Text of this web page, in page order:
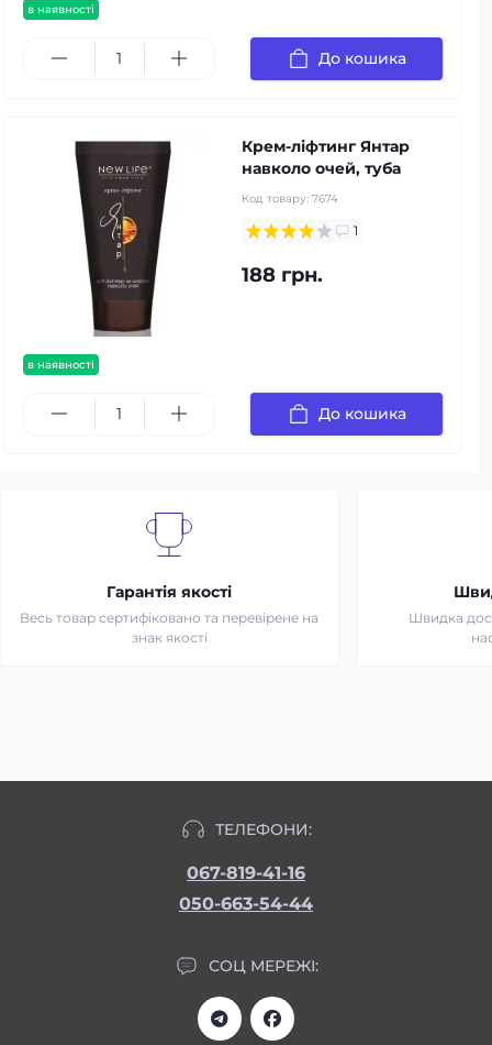
в наявності
До кошика
в наявності
Крем-ліфтинг Янтар
навколо очей, туба
Код товару: 7674
1
188 грн.
До кошика
Гарантія якості
Весь товар сертифіковано та перевірене на
знак якості
Швидка
ТЕЛЕФОНИ:
067-819-41-16
050-663-54-44
СОЦ МЕРЕЖІ: